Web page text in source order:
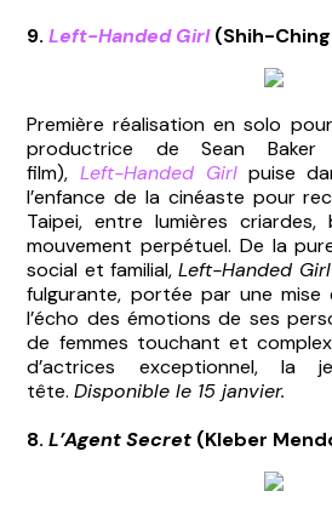
9.Left-Handed Girl(Shih-
Première réalisation en solo
productrice de Sean Baker
film), Left-Handed Girlpuise
l’enfance de la cinéaste pour
Taipei, entre lumières
mouvement perpétuel. De la
social et familial, Left-Handed
fulgurante, portée par une
l’écho des émotions de ses
de femmes touchant et
d’actrices exceptionnel, la
tête.Disponible le 15 janvier.
8. L’Agent Secret (Kleber